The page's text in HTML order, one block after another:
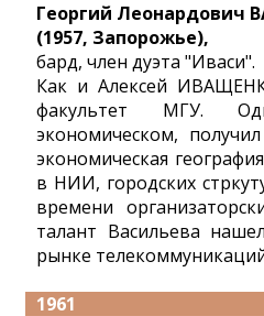
Георгий Леонардович
(1957, Запорожье),
бард, член дуэта "Иваси".
Как и Алексей
факультет МГУ.
экономическом,
экономическая
в НИИ, городских
времени
талант Васильева
рынке
1961